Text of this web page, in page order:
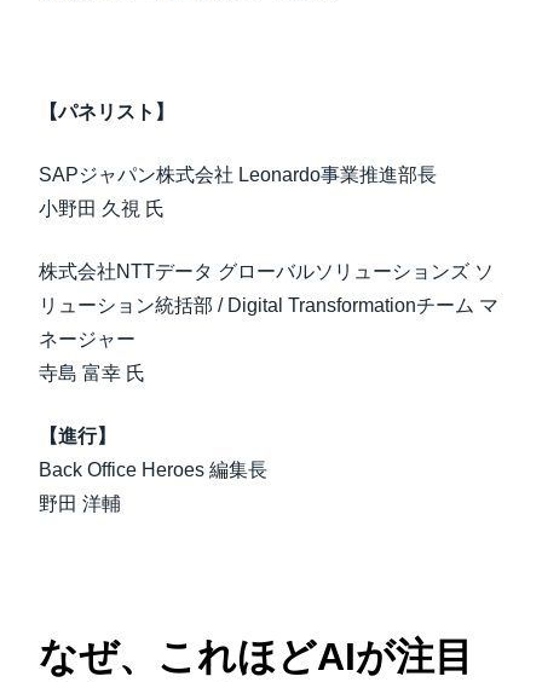
【パネリスト】
SAPジャパン株式会社 Leonardo事業推進部長
小野田 久視 氏
株式会社NTTデータ グローバルソリューションズ ソ
リューション統括部 / Digital Transformationチーム マ
ネージャー
寺島 富幸 氏
【進行】
Back Office Heroes 編集長
野田 洋輔
なぜ、これほどAIが注目